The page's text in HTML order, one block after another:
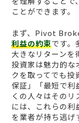
ことができます。
まず、Pivot
利益の約束です。
大きなリターンを
投資家は魅力的な
クを取ってでも投
保証」「最短で利
くの人々はその
には、これらの
を業者が持ち逃げ